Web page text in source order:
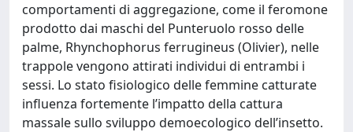
comportamenti di aggregazione, come il feromone
prodotto dai maschi del Punteruolo rosso delle
palme, Rhynchophorus ferrugineus (Olivier), nelle
trappole vengono attirati individui di entrambi i
sessi. Lo stato fisiologico delle femmine catturate
influenza fortemente l’impatto della cattura
massale sullo sviluppo demoecologico dell’insetto.